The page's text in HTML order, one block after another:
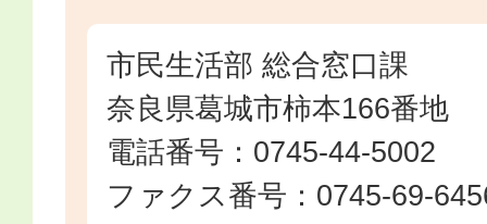
市民生活部 総合窓口課
奈良県葛城市柿本166番地
電話番号：0745-44-5002
ファクス番号：0745-69-